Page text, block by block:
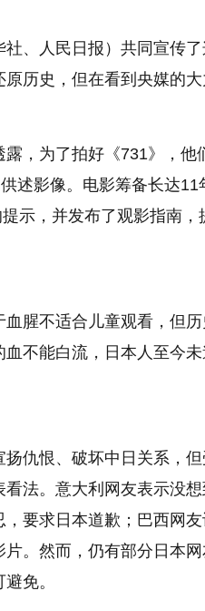
、人民日报）共同宣传
历史，但在看到央媒的大
，为了拍好《731》，
述影像。电影筹备长达
示，并发布了观影指南
腥不适合儿童观看，但
不能白流，日本人至今
仇恨、破坏中日关系，
法。意大利网友表示没
要求日本道歉；巴西网
。然而，仍有部分日本
免。